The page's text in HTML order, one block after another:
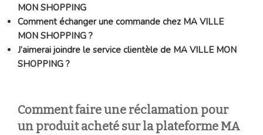
MON SHOPPING
Comment échanger une commande chez MA VILLE
MON SHOPPING ?
J’aimerai joindre le service clientèle de MA VILLE MON
SHOPPING ?
Comment faire une réclamation pour
un produit acheté sur la plateforme MA